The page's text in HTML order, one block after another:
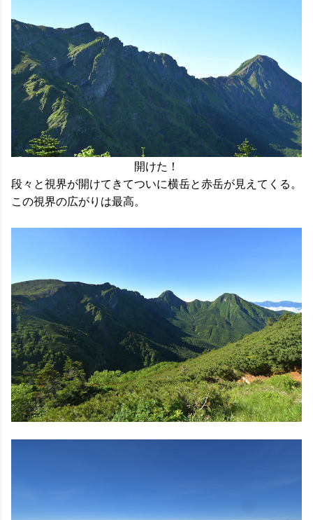
開けた！
段々と視界が開けてきてついに横岳と赤岳が見えてくる。
この視界の広がりは最高。